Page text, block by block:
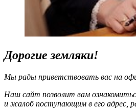
Дорогие земляки!
Мы рады приветствовать вас на
Наш сайт позволит вам
и жалоб поступающим в его адрес,